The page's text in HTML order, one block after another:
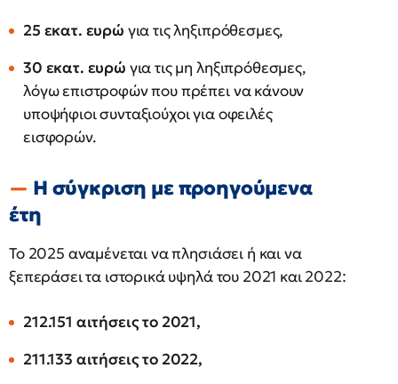
25 εκατ. ευρώ για τις ληξιπρόθεσμες,
30 εκατ. ευρώ για τις μη ληξιπρόθεσμες,
λόγω επιστροφών που πρέπει να κάνουν
υποψήφιοι συνταξιούχοι για οφειλές
εισφορών.
Η σύγκριση με προηγούμενα
έτη
Το 2025 αναμένεται να πλησιάσει ή και να
ξεπεράσει τα ιστορικά υψηλά του 2021 και 2022:
212.151 αιτήσεις το 2021,
211.133 αιτήσεις το 2022,